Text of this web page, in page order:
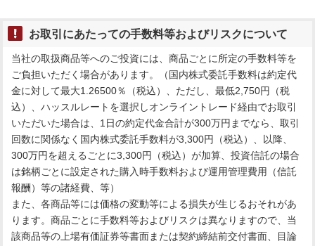
お取引にあたっての手数料等およびリスクについて
当社の取扱商品等へのご投資には、商品ごとに所定の手数料等を
ご負担いただく場合があります。（国内株式委託手数料は約定代
金に対して最大1.26500％（税込）、ただし、最低2,750円（税
込）、ハッスルレートを選択しオンライントレード経由でお取引
いただいた場合は、1日の約定代金合計が300万円までなら、取引
回数に関係なく国内株式委託手数料が3,300円（税込）、以降、
300万円を超えるごとに3,300円（税込）が加算、投資信託の場合
は銘柄ごとに設定された購入時手数料および運用管理費用（信託
報酬）等の諸経費、等）
また、各商品等には価格の変動等による損失が生じるおそれがあ
ります。商品ごとに手数料等およびリスクは異なりますので、当
該商品等の上場有価証券等書面または契約締結前交付書面、目論